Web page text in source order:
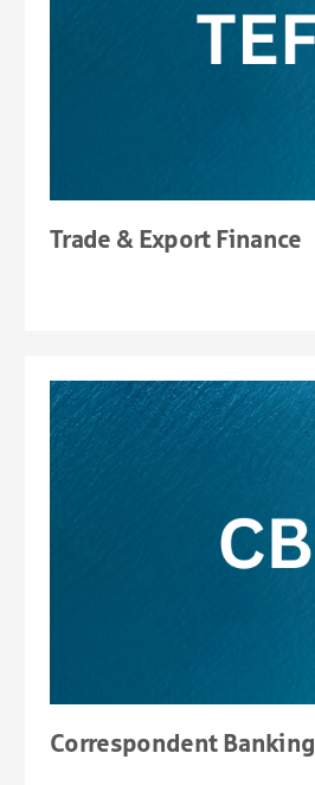
Trade & Export Finance
Correspondent Banking